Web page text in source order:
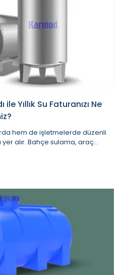
Yıllık Su Faturanızı Ne
hem de işletmelerde düzenli
alır. Bahçe sulama, araç